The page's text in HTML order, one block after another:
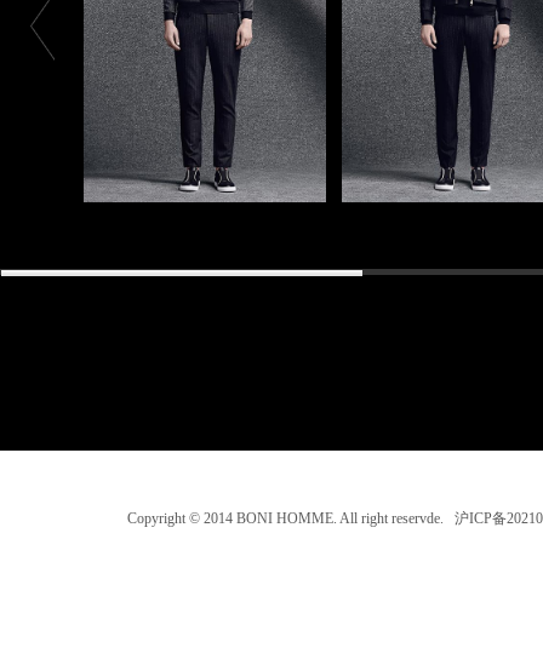
Copyright © 2014 BONI HOMME. All right reservde. 沪ICP备